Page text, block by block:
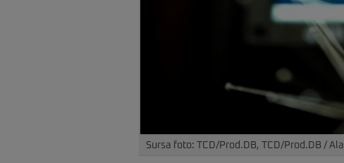
Sursa foto: TCD/Prod.DB, TCD/Prod.DB /